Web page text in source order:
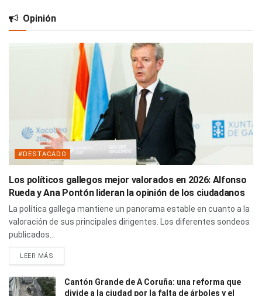
Opinión
#DESTACADO
Los políticos gallegos mejor valorados en 2026: Alfonso
Rueda y Ana Pontón lideran la opinión de los ciudadanos
La política gallega mantiene un panorama estable en cuanto a la
valoración de sus principales dirigentes. Los diferentes sondeos
publicados...
LEER MÁS
Cantón Grande de A Coruña: una reforma que
divide a la ciudad por la falta de árboles y el